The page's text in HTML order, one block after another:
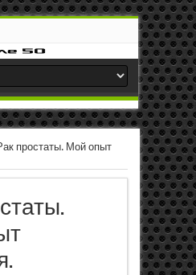
простаты. Мой опыт